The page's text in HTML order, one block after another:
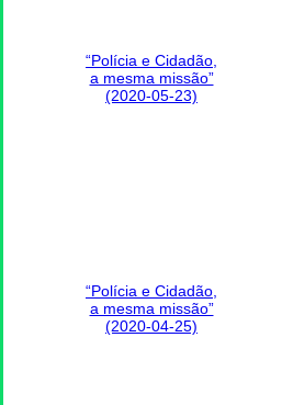
“Polícia e Cidadão,
a mesma missão”
(2020-05-23)
“Polícia e Cidadão,
a mesma missão”
(2020-04-25)